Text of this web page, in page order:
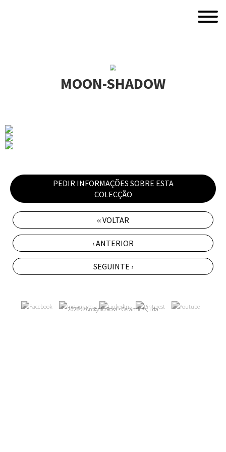
MOON-SHADOW
PEDIR INFORMAÇÕES SOBRE ESTA
COLECÇÃO
‹‹ VOLTAR
‹ ANTERIOR
SEGUINTE ›
2026 © António Rosa - Cerâmicas, Lda
by